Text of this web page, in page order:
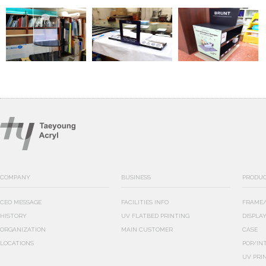
COMPANY
CEO MESSAGE
HISTORY
ORGANIZATION
LOCATIONS
BUSINESS
FACILITIES INFO
UV FLATBED PRINTING
MAIN CUSTOMER CASE
POP/
UV